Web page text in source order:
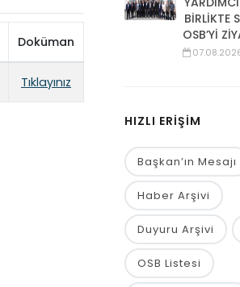
Doküman
Tıklayınız
BİRLİKTE
OSB’Yİ
HIZLI ERİŞİM
Başkan’ın Mesajı
Haber Arşivi
Duyuru Arşivi
OSB Listesi